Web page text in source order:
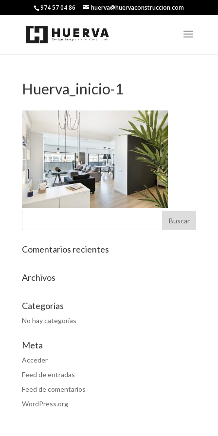
974 57 04 86 huerva@huervaconstruccion.com
Huerva_inicio-1
Comentarios recientes
Archivos
Categorías
No hay categorías
Meta
Acceder
Feed de entradas
Feed de comentarios
WordPress.org